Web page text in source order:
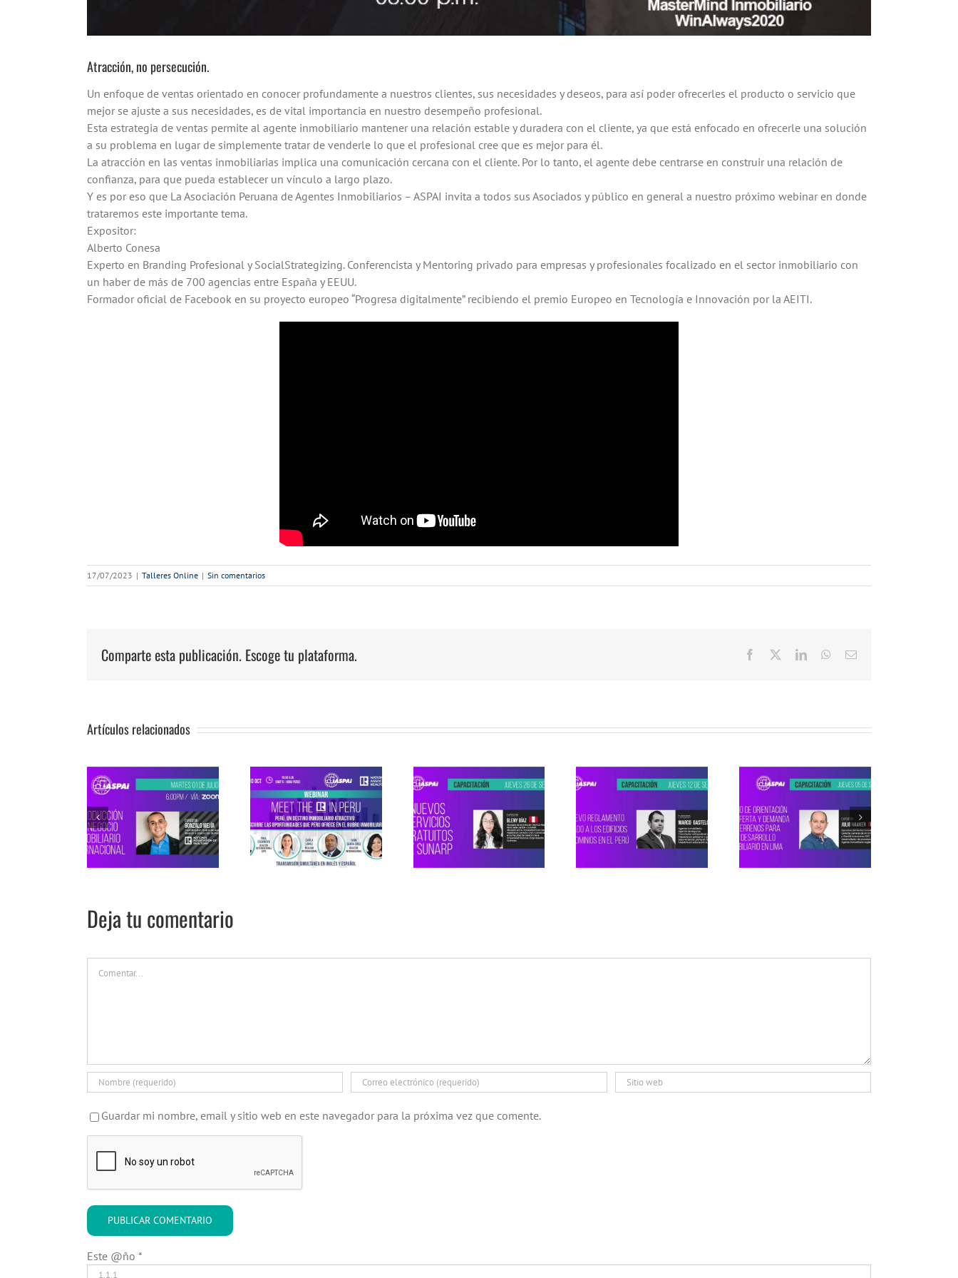
Atracción, no persecución.
Un enfoque de ventas orientado en conocer profundamente a nuestros clientes, sus necesidades y deseos, para así poder ofrecerles el producto o servicio que
mejor se ajuste a sus necesidades, es de vital importancia en nuestro desempeño profesional.
Esta estrategia de ventas permite al agente inmobiliario mantener una relación estable y duradera con el cliente, ya que está enfocado en ofrecerle una solución
a su problema en lugar de simplemente tratar de venderle lo que el profesional cree que es mejor para él.
La atracción en las ventas inmobiliarias implica una comunicación cercana con el cliente. Por lo tanto, el agente debe centrarse en construir una relación de
confianza, para que pueda establecer un vínculo a largo plazo.
Y es por eso que La Asociación Peruana de Agentes Inmobiliarios – ASPAI invita a todos sus Asociados y público en general a nuestro próximo webinar en donde
trataremos este importante tema.
Expositor:
Alberto Conesa
Experto en Branding Profesional y SocialStrategizing. Conferencista y Mentoring privado para empresas y profesionales focalizado en el sector inmobiliario con
un haber de más de 700 agencias entre España y EEUU.
Formador oficial de Facebook en su proyecto europeo “Progresa digitalmente” recibiendo el premio Europeo en Tecnología e Innovación por la AEITI.
17/07/2023 | Talleres Online | Sin comentarios
Comparte esta publicación. Escoge tu plataforma. Facebook LinkedInWhatsApp
Correo
Artículos relacionados
Webinar ASPAI
Internacional: MEET
THE R IN PERU
Webinar ASPAI:
NUEVOS SERVICIOS
GRATUITOS DE
SUNARP
NUEVO
APLICADO A LOS
EDIFICIOS Y
CONDOMINIOS EN
Webinar ASPAI:
ORIENTACIÓN DE LA
DEMANDA DE
TERRENOS PARA EL
DESARROLLO
Deja tu comentario
Guardar mi nombre, email y sitio web en este navegador para la próxima vez que comente.
Este @ño *